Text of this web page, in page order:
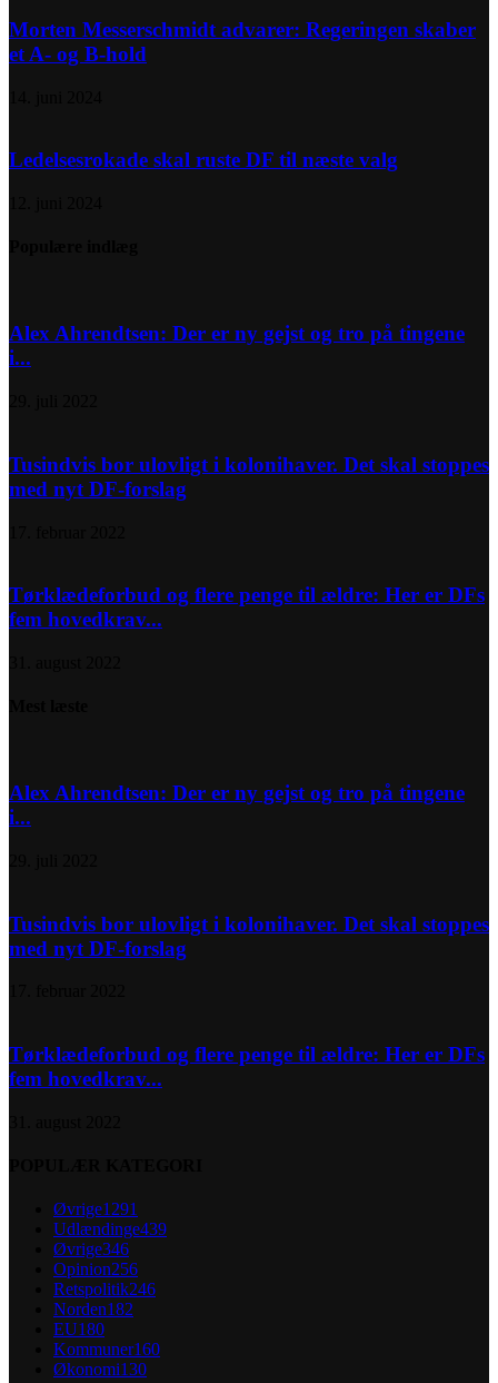
Morten Messerschmidt advarer: Regeringen skaber
et A- og B-hold
Ledelsesrokade skal ruste DF til næste valg
Alex Ahrendtsen: Der er ny gejst og tro på tingene
i...
Tusindvis bor ulovligt i kolonihaver. Det skal stoppes
med nyt DF-forslag
Tørklædeforbud og flere penge til ældre: Her er DFs
fem hovedkrav...
Alex Ahrendtsen: Der er ny gejst og tro på tingene
i...
Tusindvis bor ulovligt i kolonihaver. Det skal stoppes
med nyt DF-forslag
Tørklædeforbud og flere penge til ældre: Her er DFs
fem hovedkrav...
Øvrige1291
Udlændinge439
Øvrige346
Opinion256
Retspolitik246
Norden182
EU180
Kommuner160
Økonomi130